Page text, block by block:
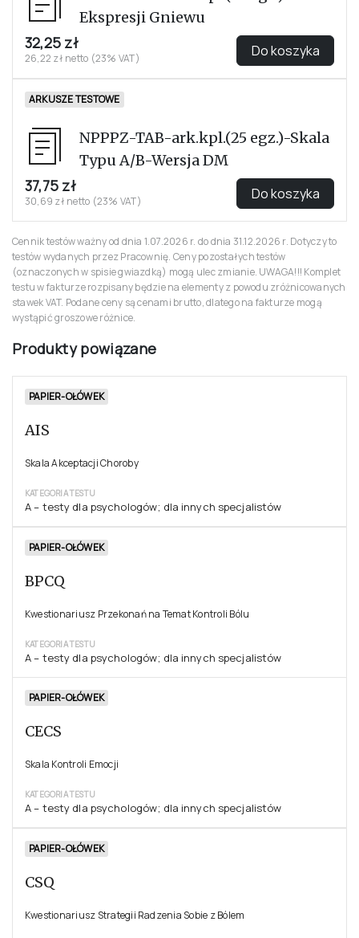
Ekspresji Gniewu
32,25 zł
26,22 zł netto (23% VAT) Do koszyka
ARKUSZE TESTOWE
NPPPZ-TAB-ark.kpl.(25 egz.)-Skala
Typu A/B-Wersja DM
37,75 zł
30,69 zł netto (23% VAT) Do koszyka
Cennik testów ważny od dnia 1.07.2026 r. do dnia 31.12.2026 r. Dotyczy to
testów wydanych przez Pracownię. Ceny pozostałych testów
(oznaczonych w spisie gwiazdką) mogą ulec zmianie. UWAGA!!! Komplet
testu w fakturze rozpisany będzie na elementy z powodu zróżnicowanych
stawek VAT. Podane ceny są cenami brutto, dlatego na fakturze mogą
wystąpić groszowe różnice.
Produkty powiązane
PAPIER-OŁÓWEK
AIS
Skala Akceptacji Choroby
KATEGORIA TESTU
A – testy dla psychologów; dla innych specjalistów
PAPIER-OŁÓWEK
BPCQ
Kwestionariusz Przekonań na Temat Kontroli Bólu
KATEGORIA TESTU
A – testy dla psychologów; dla innych specjalistów
PAPIER-OŁÓWEK
CECS
Skala Kontroli Emocji
KATEGORIA TESTU
A – testy dla psychologów; dla innych specjalistów
PAPIER-OŁÓWEK
CSQ
Kwestionariusz Strategii Radzenia Sobie z Bólem